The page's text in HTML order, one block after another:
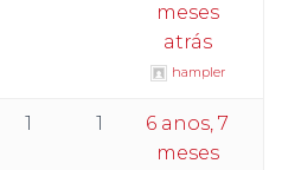
meses
atrás
hampler
1 1
6 anos, 7
meses